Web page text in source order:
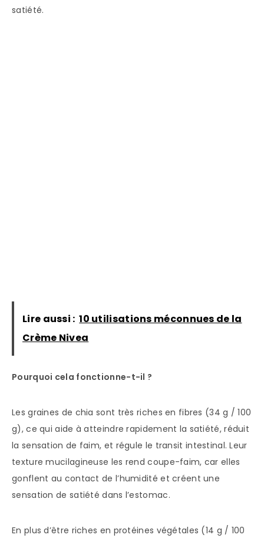
satiété.
Lire aussi : 10 utilisations méconnues de la
Crème Nivea
Pourquoi cela fonctionne-t-il ?
Les graines de chia sont très riches en fibres (34 g / 100
g), ce qui aide à atteindre rapidement la satiété, réduit
la sensation de faim, et régule le transit intestinal. Leur
texture mucilagineuse les rend coupe-faim, car elles
gonflent au contact de l’humidité et créent une
sensation de satiété dans l’estomac.
En plus d’être riches en protéines végétales (14 g / 100